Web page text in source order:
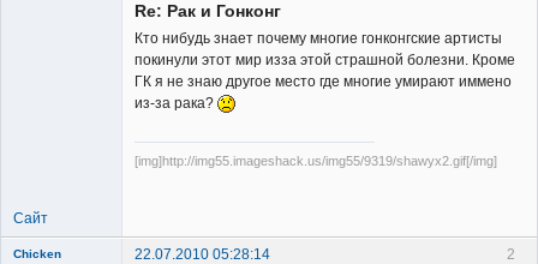
Re: Рак и Гонконг
Кто нибудь знает почему многие гонконгские артисты
покинули этот мир изза этой страшной болезни. Кроме
ГК я не знаю другое место где многие умирают иммено
из-за рака?
[img]http://img55.imageshack.us/img55/9319/shawyx2.gif[/img]
Сайт
2
Chicken
22.07.2010 05:28:14